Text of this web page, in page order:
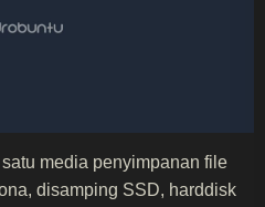
media penyimpanan file
disamping SSD, harddisk